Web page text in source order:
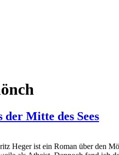
Mitte des Sees
Heger ist ein Roman über den